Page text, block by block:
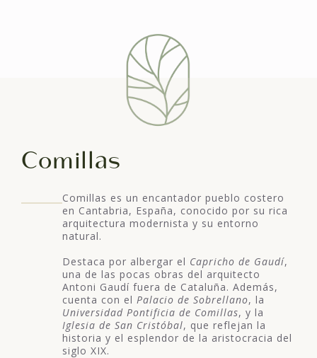
Comillas
Comillas es un encantador pueblo costero
en Cantabria, España, conocido por su rica
arquitectura modernista y su entorno
natural.
Destaca por albergar el Capricho de Gaudí,
una de las pocas obras del arquitecto
Antoni Gaudí fuera de Cataluña. Además,
cuenta con el Palacio de Sobrellano, la
Universidad Pontificia de Comillas, y la
Iglesia de San Cristóbal, que reflejan la
historia y el esplendor de la aristocracia del
siglo XIX.